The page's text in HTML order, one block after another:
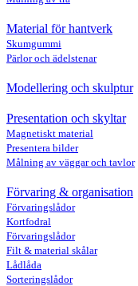
Material för hantverk
Skumgummi
Pärlor och ädelstenar
Modellering och skulptur
Presentation och skyltar
Magnetiskt material
Presentera bilder
Målning av väggar och tavlor
Förvaring & organisation
Förvaringslådor
Kortfodral
Förvaringslådor
Filt & material skålar
Lådlåda
Sorteringslådor